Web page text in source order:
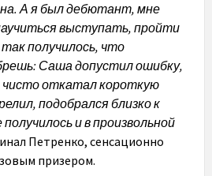
А я был дебютант, мне
выступать, пройти
получилось, что
Саша допустил ошибку,
чисто откатал короткую
подобрался близко к
и в произвольной
Петренко, сенсационно
призером.